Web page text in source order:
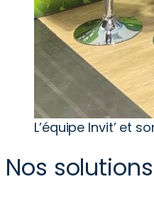
L’équipe Invit’ et
Nos